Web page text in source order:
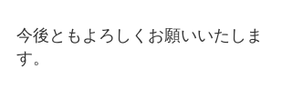
今後ともよろしくお願いいたしま
す。